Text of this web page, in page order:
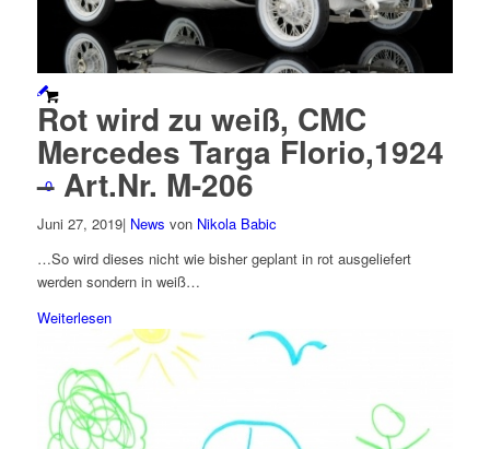
0
Rot wird zu weiß, CMC
Mercedes Targa Florio,1924
– Art.Nr. M-206
Juni 27, 2019| News von Nikola Babic
…So wird dieses nicht wie bisher geplant in rot ausgeliefert
werden sondern in weiß…
Weiterlesen